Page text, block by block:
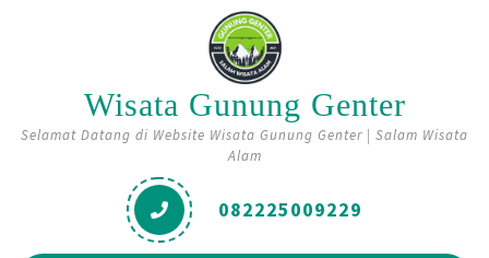
Wisata Gunung Genter
Selamat Datang di Website Wisata Gunung Genter | Salam Wisata
Alam
082225009229